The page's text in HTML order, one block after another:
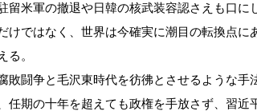
留米軍の撤退や日韓の核武装容認さえも口
けではなく、世界は今確実に潮目の転換点
る。
敗闘争と毛沢東時代を彷彿とさせるような手
任期の十年を超えても政権を手放さず、習